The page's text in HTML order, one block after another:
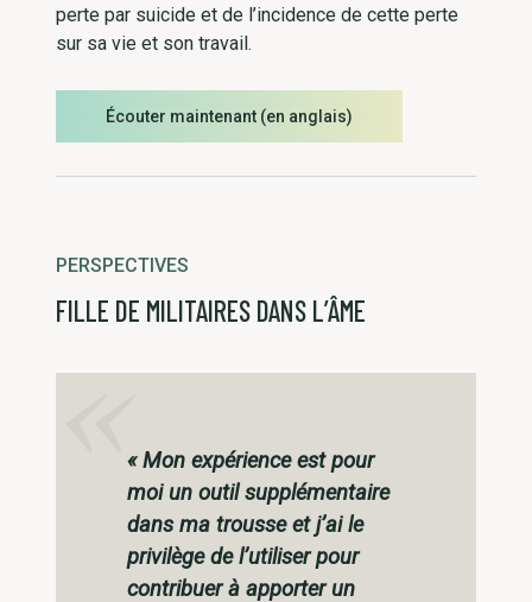
perte par suicide et de l’incidence de cette perte
sur sa vie et son travail.
Écouter maintenant (en anglais)
PERSPECTIVES
FILLE DE MILITAIRES DANS L’ÂME
« Mon expérience est pour
moi un outil supplémentaire
dans ma trousse et j’ai le
privilège de l’utiliser pour
contribuer à apporter un